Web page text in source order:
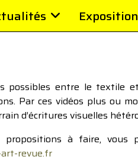
possibles entre le textile
Par ces vidéos plus ou
d’écritures visuelles
à faire, vous
revue.fr